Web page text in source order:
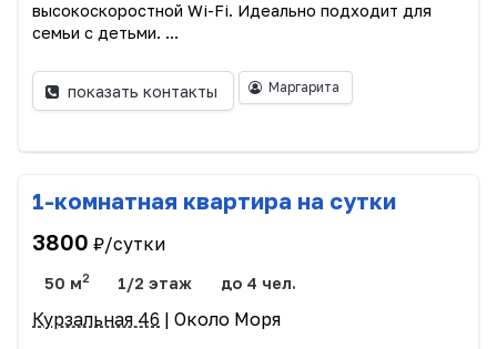
высокоскоростной Wi-Fi. Идеально подходит для
семьи с детьми. ...
показать контакты Маргарита
1-комнатная квартира на сутки
3800 ₽/сутки
50 м2 1/2 этаж до 4 чел.
Курзальная 46 | Около Моря